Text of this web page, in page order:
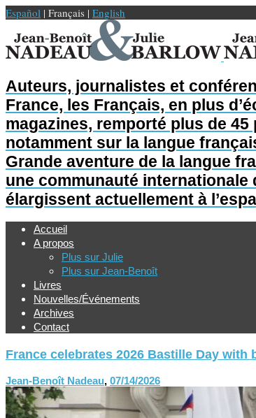
Español | Français | English
Auteurs, journalistes et
France, les Français, en plus
magazines, remporté plus de
notamment sur la langue
Grande aventure de la langue
une communauté internationale
élargissent actuellement à
Accueil
A propos
Plus sur Julie
Plus sur Jean-Benoît
Livres
Nouvelles/Événements
Archives
Contact
France celebrates 2026 Bastille Day with
Jean-Benoît Nadeau, 07/14/2026